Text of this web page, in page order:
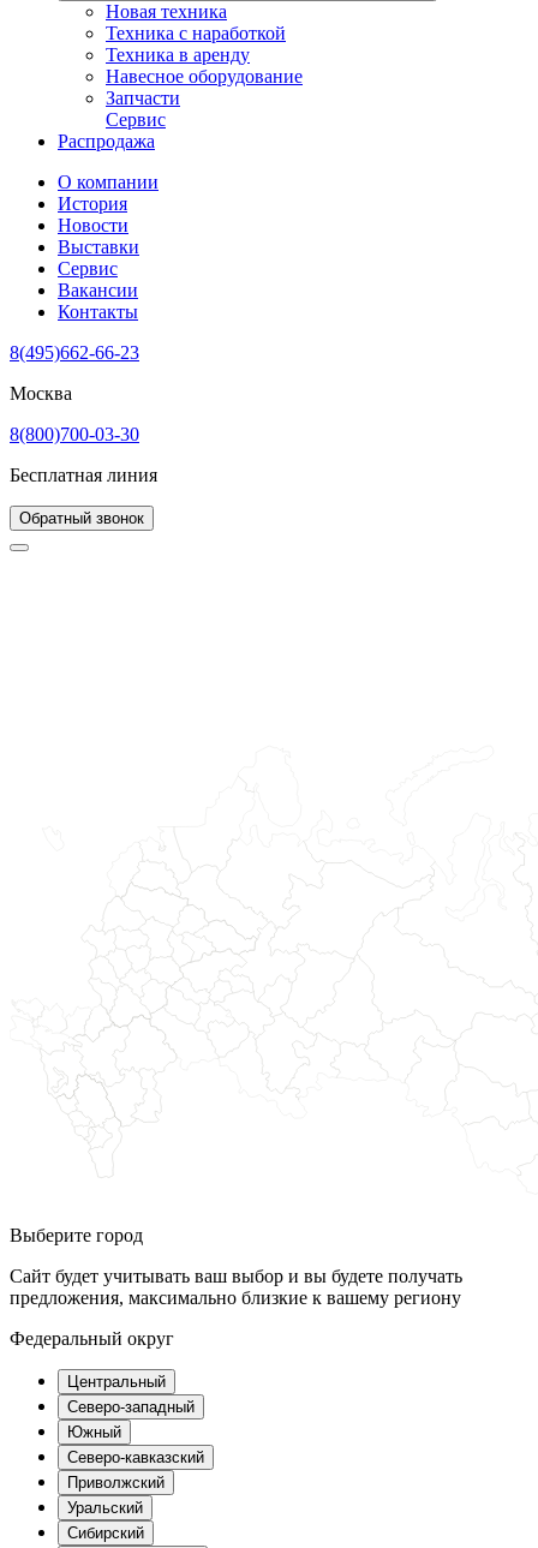
Новая техника
Техника с наработкой
Техника в аренду
Навесное оборудование
Запчасти
Сервис
Распродажа
О компании
История
Новости
Выставки
Сервис
Вакансии
Контакты
8(495)662-66-23
Москва
8(800)700-03-30
Бесплатная линия
Обратный звонок
Выберите город
Сайт будет учитывать ваш выбор и вы будете получать
предложения, максимально близкие к вашему региону
Федеральный округ
Центральный
Северо-западный
Южный
Северо-кавказский
Приволжский
Уральский
Сибирский